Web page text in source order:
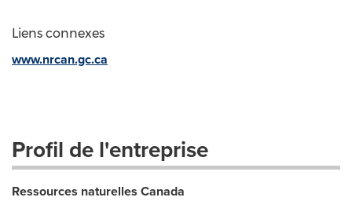
Liens connexes
www.nrcan.gc.ca
Profil de l'entreprise
Ressources naturelles Canada